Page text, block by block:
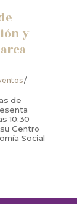
y
/
de
10:30
Centro
Social